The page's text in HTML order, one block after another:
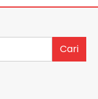
Cari